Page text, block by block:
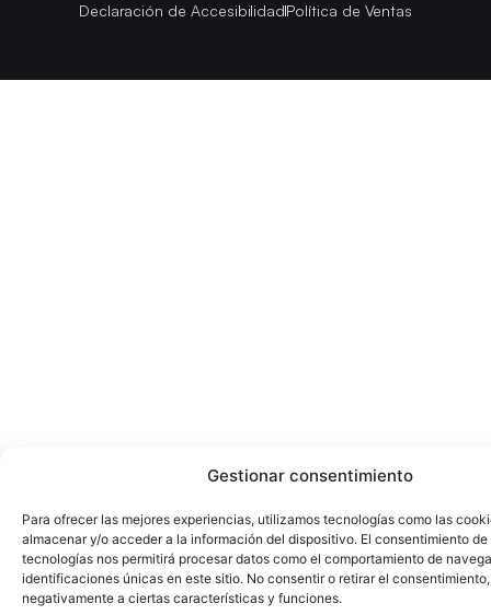
Gestionar consentimiento
Para ofrecer las mejores experiencias, utilizamos tecnologías como las
almacenar y/o acceder a la información del dispositivo. El consentimiento de
tecnologías nos permitirá procesar datos como el comportamiento de
identificaciones únicas en este sitio. No consentir o retirar el
negativamente a ciertas características y funciones.
Declaración de AccesibilidadPolítica de Ventas